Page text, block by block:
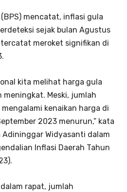
mencatat, inflasi gula
sejak bulan Agustus
meroket signifikan di
kita melihat harga gula
meningkat. Meski, jumlah
kenaikan harga di
2023 menurun,” kata
Adininggar Widyasanti dalam
Inflasi Daerah Tahun
rapat, jumlah